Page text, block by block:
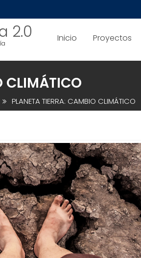
2.0 Inicio Proyectos
CLIMÁTICO
PLANETA TIERRA: CAMBIO CLIMÁTICO